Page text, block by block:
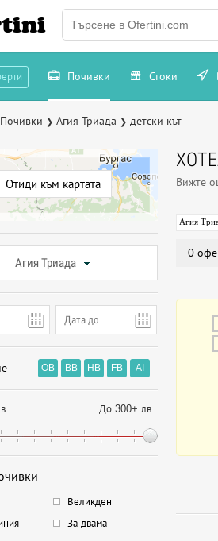
Почивки Стоки
Почивки ❯ Агия Триада ❯ детски кът
Отиди към картата
Агия Триада
OB BB HB FB AI
До 300+ лв
Великден
За двама
Вижте
Агия
0